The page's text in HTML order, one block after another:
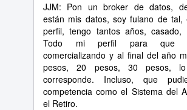
JJM: Pon un broker de datos,
están mis datos, soy fulano de tal,
perfil, tengo tantos años, casado,
Todo mi perfil para que
comercializando y al final del año
pesos, 20 pesos, 30 pesos,
corresponde. Incluso, que
competencia como el Sistema del
el Retiro.